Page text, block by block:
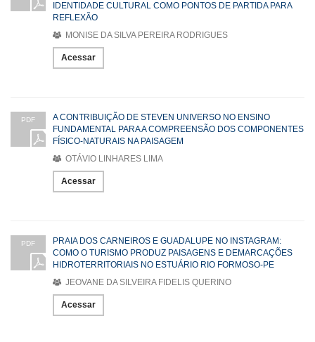
IDENTIDADE CULTURAL COMO PONTOS DE PARTIDA PARA
REFLEXÃO
MONISE DA SILVA PEREIRA RODRIGUES
Acessar
PDF
A CONTRIBUIÇÃO DE STEVEN UNIVERSO NO ENSINO
FUNDAMENTAL PARA A COMPREENSÃO DOS COMPONENTES
FÍSICO-NATURAIS NA PAISAGEM
OTÁVIO LINHARES LIMA
Acessar
PDF
PRAIA DOS CARNEIROS E GUADALUPE NO INSTAGRAM:
COMO O TURISMO PRODUZ PAISAGENS E DEMARCAÇÕES
HIDROTERRITORIAIS NO ESTUÁRIO RIO FORMOSO-PE
JEOVANE DA SILVEIRA FIDELIS QUERINO
Acessar